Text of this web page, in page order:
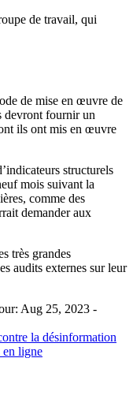
de travail, qui
de mise en œuvre de
devront fournir un
ils ont mis en œuvre
structurels
mois suivant la
comme des
demander aux
très grandes
audits externes sur leur
Aug 25, 2023 -
la désinformation
en ligne